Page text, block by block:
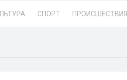
СПОРТ ПРОИСШЕСТВИЯ